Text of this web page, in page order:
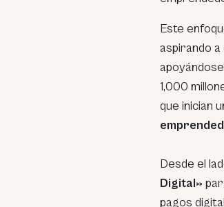
Este
aspirando a
1,000
que inician
Desde el
Digital»
pagos